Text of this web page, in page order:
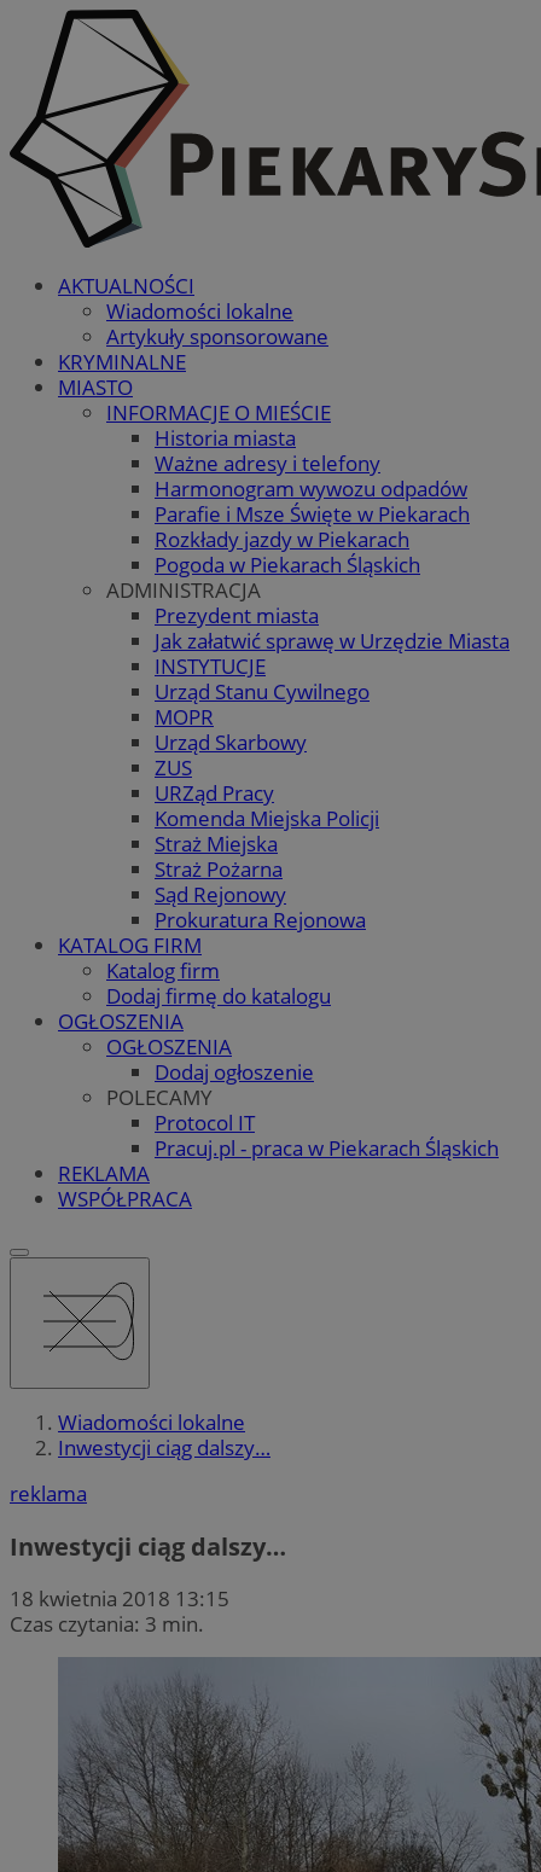
AKTUALNOŚCI
Wiadomości lokalne
Artykuły sponsorowane
KRYMINALNE
MIASTO
INFORMACJE O MIEŚCIE
Historia miasta
Ważne adresy i telefony
Harmonogram wywozu odpadów
Parafie i Msze Święte w Piekarach
Rozkłady jazdy w Piekarach
Pogoda w Piekarach Śląskich
ADMINISTRACJA
Prezydent miasta
Jak załatwić sprawę w Urzędzie Miasta
INSTYTUCJE
Urząd Stanu Cywilnego
MOPR
Urząd Skarbowy
ZUS
URZąd Pracy
Komenda Miejska Policji
Straż Miejska
Straż Pożarna
Sąd Rejonowy
Prokuratura Rejonowa
KATALOG FIRM
Katalog firm
Dodaj firmę do katalogu
OGŁOSZENIA
OGŁOSZENIA
Dodaj ogłoszenie
POLECAMY
Protocol IT
Pracuj.pl - praca w Piekarach Śląskich
REKLAMA
WSPÓŁPRACA
Wiadomości lokalne
Inwestycji ciąg dalszy…
reklama
Inwestycji ciąg dalszy…
18 kwietnia 2018 13:15
Czas czytania: 3 min.